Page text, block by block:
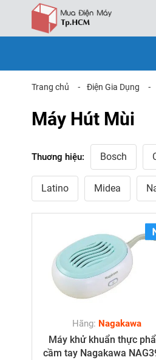
Trang chủ ⁃ Điện Gia Dụng ⁃
Máy Hút Mùi
Thuơng hiệu: Bosch
Latino Midea
Hãng: Nagakawa
Máy khử khuẩn thực
cầm tay Nagakawa